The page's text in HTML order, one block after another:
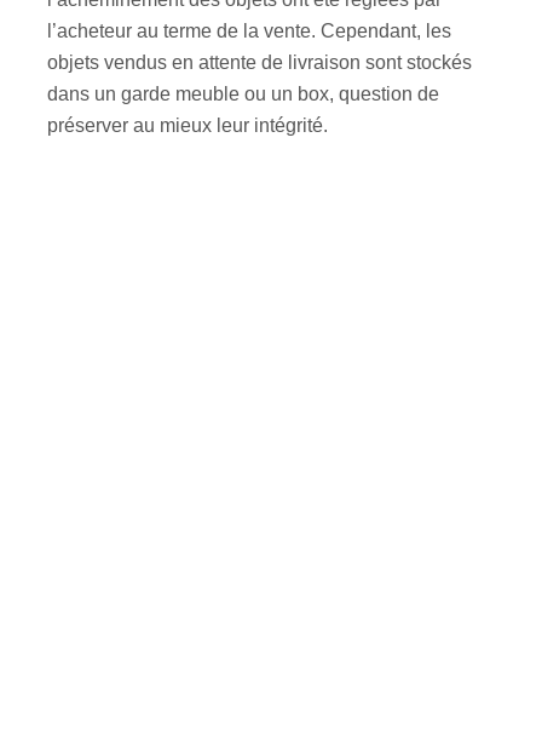
l’acheteur au terme de la vente. Cependant, les
objets vendus en attente de livraison sont stockés
dans un garde meuble ou un box, question de
préserver au mieux leur intégrité.